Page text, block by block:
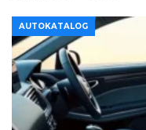
AUTOKATALOG